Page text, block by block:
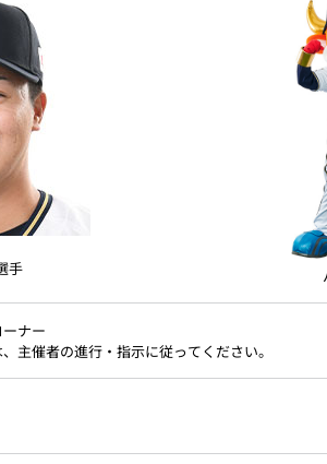
手
ナー
主催者の進行・指示に従ってください。